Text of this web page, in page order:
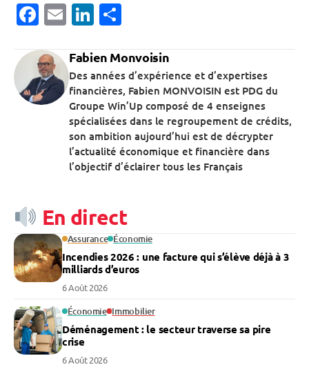
Facebook
EmailLinkedIn
Fabien Monvoisin
Des années d’expérience et d’expertises
financières, Fabien MONVOISIN est PDG du
Groupe Win’Up composé de 4 enseignes
spécialisées dans le regroupement de crédits,
son ambition aujourd’hui est de décrypter
l’actualité économique et financière dans
l’objectif d’éclairer tous les Français
En direct
Assurance Économie
Incendies 2026 : une facture qui s’élève déjà à 3
milliards d’euros
6 Août 2026
Économie Immobilier
Déménagement : le secteur traverse sa pire
crise
6 Août 2026